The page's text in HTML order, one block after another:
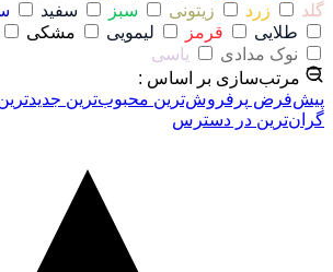
گلد
زرد زیتونی سبز سفید
طلایی
قرمز لیمویی مشکی
نوک مدادی
یاسی
مرتب‌سازی بر اساس :
پیش‌فرض پرفروش‌ترین محبوب‌ترین
گران‌ترین در دسترس